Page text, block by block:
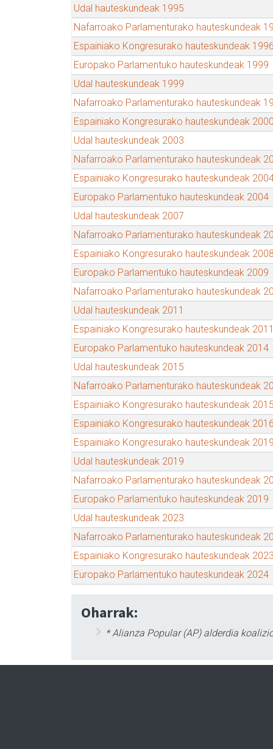
Udal hauteskundeak 1995
Nafarroako Parlamenturako hauteskundeak
Espainiako Kongresurako hauteskundeak 1996
Europako Parlamentuko hauteskundeak 1999
Udal hauteskundeak 1999
Nafarroako Parlamenturako hauteskundeak
Espainiako Kongresurako hauteskundeak 2000
Udal hauteskundeak 2003
Nafarroako Parlamenturako hauteskundeak
Espainiako Kongresurako hauteskundeak
Europako Parlamentuko hauteskundeak 2004
Udal hauteskundeak 2007
Nafarroako Parlamenturako hauteskundeak
Espainiako Kongresurako hauteskundeak 2008
Europako Parlamentuko hauteskundeak 2009
Nafarroako Parlamenturako hauteskundeak
Udal hauteskundeak 2011
Espainiako Kongresurako hauteskundeak 2011
Europako Parlamentuko hauteskundeak 2014
Udal hauteskundeak 2015
Nafarroako Parlamenturako hauteskundeak
Espainiako Kongresurako hauteskundeak 2015
Espainiako Kongresurako hauteskundeak 2016
Espainiako Kongresurako hauteskundeak 2019
Udal hauteskundeak 2019
Nafarroako Parlamenturako hauteskundeak
Europako Parlamentuko hauteskundeak 2019
Udal hauteskundeak 2023
Nafarroako Parlamenturako hauteskundeak
Espainiako Kongresurako hauteskundeak 2023
Europako Parlamentuko hauteskundeak 2024
Oharrak:
* Alianza Popular (AP) alderdia